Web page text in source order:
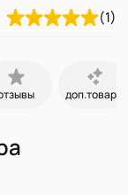
(1)
доп.товары